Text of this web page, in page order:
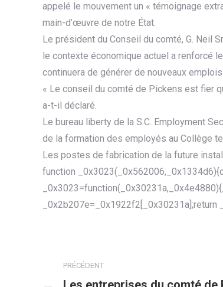
appelé le mouvement un « témoignage
main-d’œuvre de notre État.
Le président du Conseil du comté, G. Neil
le contexte économique actuel a renforcé
continuera de générer de nouveaux emplois.
« Le conseil du comté de Pickens est fier
a-t-il déclaré.
Le bureau liberty de la S.C. Employment
de la formation des employés au Collège
Les postes de fabrication de la future
function
ARTICLE
PRÉCÉDENT